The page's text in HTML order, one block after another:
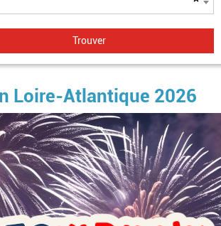
Loire-Atlantique 2026